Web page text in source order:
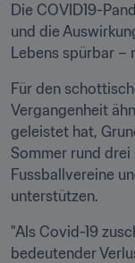
Die COVID19-
und die
Lebens spürbar –
Für den
Vergangenheit
geleistet hat,
Sommer rund
Fussballvereine
unterstützen.
"Als Covid-19
bedeutender